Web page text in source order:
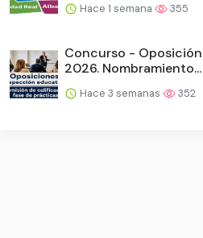
Hace 1 semana 355
Concurso -
2026. Nombramiento...
Hace 3 semanas 352